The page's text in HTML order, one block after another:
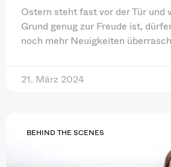
Ostern steht fast vor der Tür und
Grund genug zur Freude ist,
noch mehr Neuigkeiten
21. März 2024
BEHIND THE SCENES